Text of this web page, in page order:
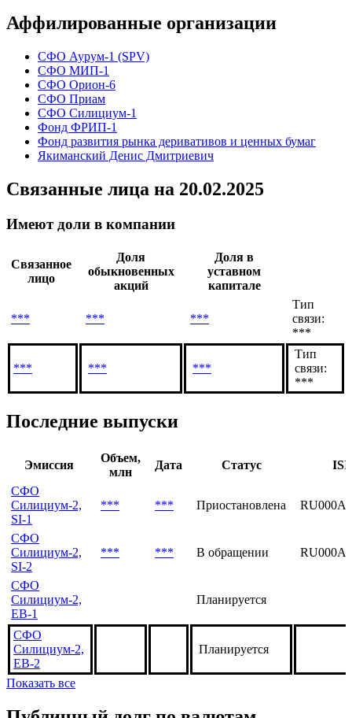
Аффилированные организации
СФО Аурум-1 (SPV)
СФО МИП-1
СФО Орион-6
СФО Приам
СФО Силициум-1
Фонд ФРИП-1
Фонд развития рынка деривативов и ценных бумаг
Якиманский Денис Дмитриевич
Связанные лица на 20.02.2025
Имеют доли в компании
Связанное
лицо
Доля
обыкновенных
акций
Доля в
уставном
капитале
*** *** ***
Тип
связи:
***
*** *** ***
Тип
связи:
***
Последние выпуски
Эмиссия
Объем,
млн
Дата Статус
СФО
Силициум-2,
SI-1
*** *** Приостановлена
СФО
Силициум-2,
SI-2
*** *** В обращении
СФО
Силициум-2,
ЕВ-1
Планируется
СФО
Силициум-2,
ЕВ-2
Планируется
Показать все